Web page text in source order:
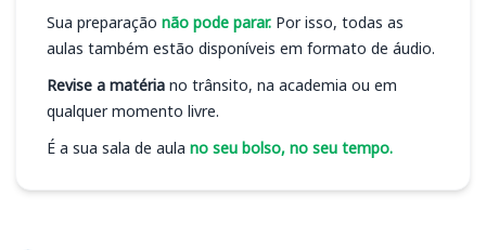
Sua preparação não pode parar. Por isso, todas as
aulas também estão disponíveis em formato de áudio.
Revise a matéria no trânsito, na academia ou em
qualquer momento livre.
É a sua sala de aula no seu bolso, no seu tempo.